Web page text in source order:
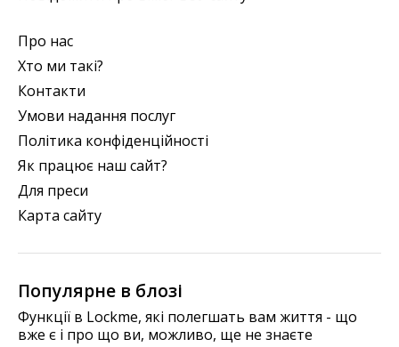
Про нас
Хто ми такі?
Контакти
Умови надання послуг
Політика конфіденційності
Як працює наш сайт?
Для преси
Карта сайту
Популярне в блозі
Функції в Lockme, які полегшать вам життя - що
вже є і про що ви, можливо, ще не знаєте